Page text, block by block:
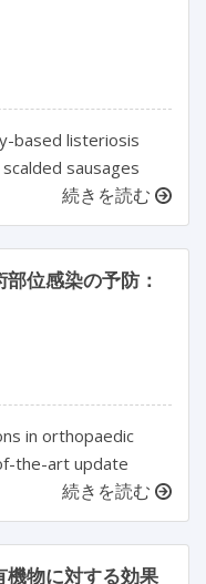
based listeriosis
sausages
続きを読む
位感染の予防：
in orthopaedic
the-art update
続きを読む
機物に対する効果